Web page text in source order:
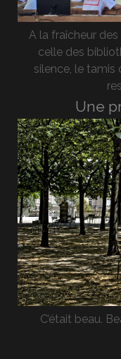
A la fraîcheur
celle des
silence, le tamis
Une
C’était beau.